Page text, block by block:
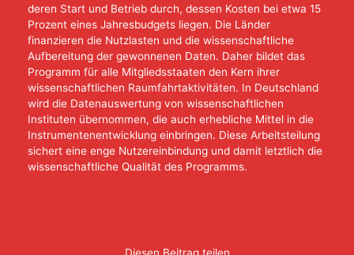
deren Start und Betrieb durch, dessen Kosten bei etwa 15
Prozent eines Jahresbudgets liegen. Die Länder
finanzieren die Nutzlasten und die wissenschaftliche
Aufbereitung der gewonnenen Daten. Daher bildet das
Programm für alle Mitgliedsstaaten den Kern ihrer
wissenschaftlichen Raumfahrtaktivitäten. In Deutschland
wird die Datenauswertung von wissenschaftlichen
Instituten übernommen, die auch erhebliche Mittel in die
Instrumentenentwicklung einbringen. Diese Arbeitsteilung
sichert eine enge Nutzereinbindung und damit letztlich die
wissenschaftliche Qualität des Programms.